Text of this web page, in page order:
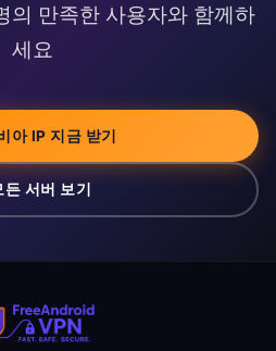
의 만족한 사용자와 함께하
세요
아 IP 지금 받기
든 서버 보기